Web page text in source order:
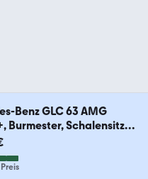
Benz GLC 63 AMG
Burmester, Schalensitze,